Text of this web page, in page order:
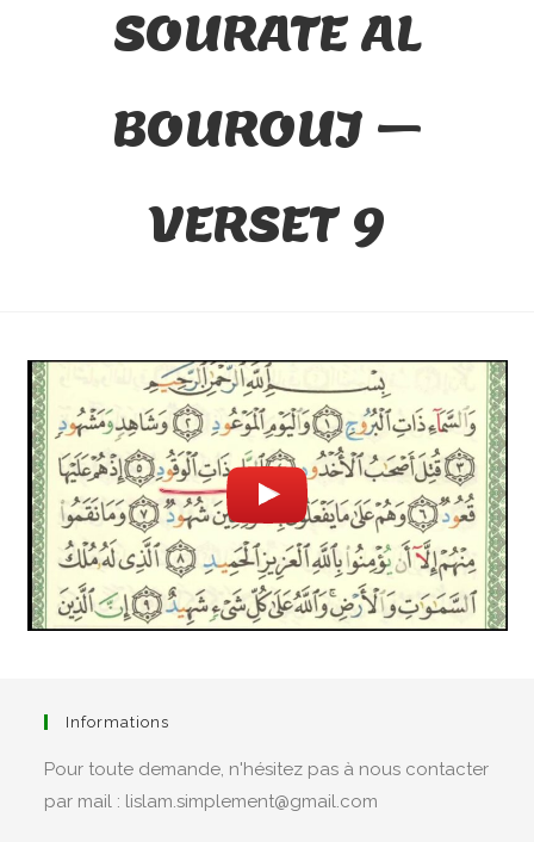
SOURATE AL
BOUROUJ –
VERSET 9
Informations
Pour toute demande, n'hésitez pas à nous contacter
par mail : lislam.simplement@gmail.com